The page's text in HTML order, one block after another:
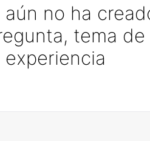
aún no ha
tema de
experiencia